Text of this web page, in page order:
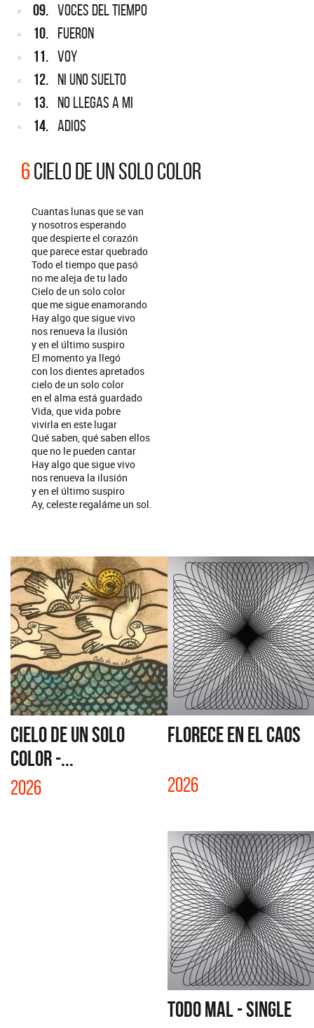
09. VOCES DEL TIEMPO
10. FUERON
11. VOY
12. NI UNO SUELTO
13. NO LLEGAS A MI
14. ADIOS
6CIELO DE UN SOLO COLOR
Cuantas lunas que se van
y nosotros esperando
que despierte el corazón
que parece estar quebrado
Todo el tiempo que pasó
no me aleja de tu lado
Cielo de un solo color
que me sigue enamorando
Hay algo que sigue vivo
nos renueva la ilusión
y en el último suspiro
El momento ya llegó
con los dientes apretados
cielo de un solo color
en el alma está guardado
Vida, que vida pobre
vivirla en este lugar
Qué saben, qué saben ellos
que no le pueden cantar
Hay algo que sigue vivo
nos renueva la ilusión
y en el último suspiro
Ay, celeste regaláme un sol.
CIELO DE UN SOLO
COLOR -...
2026
FLORECE EN EL CAOS
2026
TODO MAL - SINGLE